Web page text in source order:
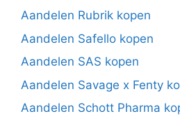
Aandelen Rubrik kopen
Aandelen Safello kopen
Aandelen SAS kopen
Aandelen Savage x Fenty
Aandelen Schott Pharma